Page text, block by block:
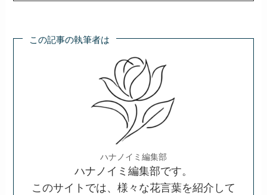
この記事の執筆者は
ハナノイミ編集部
ハナノイミ編集部です。
このサイトでは、様々な花言葉を紹介して